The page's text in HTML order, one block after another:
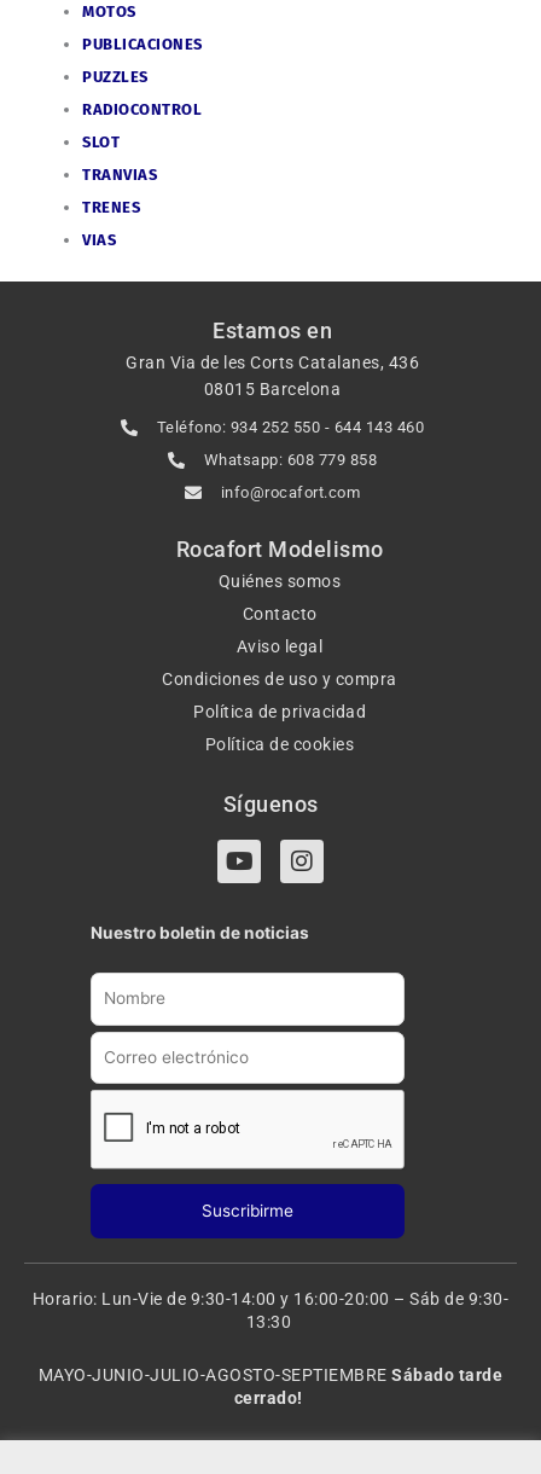
MOTOS
PUBLICACIONES
PUZZLES
RADIOCONTROL
SLOT
TRANVIAS
TRENES
VIAS
Estamos en
Gran Via de les Corts Catalanes, 436
08015 Barcelona
Teléfono: 934 252 550 - 644 143 460
Whatsapp: 608 779 858
info@rocafort.com
Rocafort Modelismo
Quiénes somos
Contacto
Aviso legal
Condiciones de uso y compra
Política de privacidad
Política de cookies
Síguenos
Y
o
t
u
b
I
n
t
a
g
a
Nuestro boletin de noticias
Horario: Lun-Vie de 9:30-14:00 y 16:00-20:00 – Sáb de 9:30-
13:30
MAYO-JUNIO-JULIO-AGOSTO-SEPTIEMBRESábado tarde
cerrado!